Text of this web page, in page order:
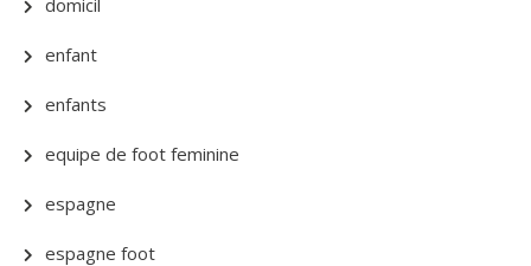
enfant
enfants
equipe de foot feminine
espagne
espagne foot